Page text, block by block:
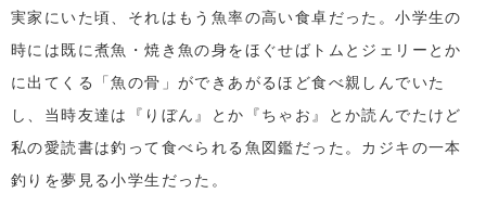
実家にいた頃、それはもう魚率の高い食卓だった。小学生の
時には既に煮魚・焼き魚の身をほぐせばトムとジェリーとか
に出てくる「魚の骨」ができあがるほど食べ親しんでいた
し、当時友達は『りぼん』とか『ちゃお』とか読んでたけど
私の愛読書は釣って食べられる魚図鑑だった。カジキの一本
釣りを夢見る小学生だった。